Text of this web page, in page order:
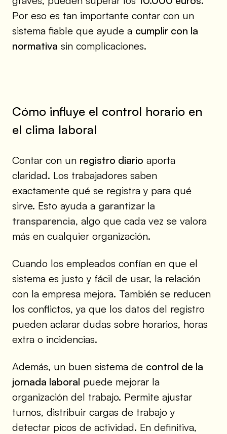
Por eso es tan importante contar con un
sistema fiable que ayude a cumplir con la
normativa sin complicaciones.
Cómo influye el control horario en
el clima laboral
Contar con un registro diario aporta
claridad. Los trabajadores saben
exactamente qué se registra y para qué
sirve. Esto ayuda a garantizar la
transparencia, algo que cada vez se valora
más en cualquier organización.
Cuando los empleados confían en que el
sistema es justo y fácil de usar, la relación
con la empresa mejora. También se reducen
los conflictos, ya que los datos del registro
pueden aclarar dudas sobre horarios, horas
extra o incidencias.
Además, un buen sistema de control de la
jornada laboral puede mejorar la
organización del trabajo. Permite ajustar
turnos, distribuir cargas de trabajo y
detectar picos de actividad. En definitiva,